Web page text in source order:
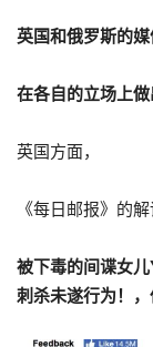
英国和俄罗斯的媒
在各自的立场上
英国方面，
《每日邮报》的解
被下毒的间谍女
刺杀未遂行为！